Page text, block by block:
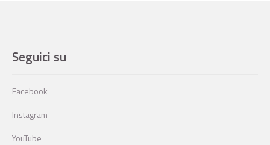
Seguici su
Facebook
Instagram
YouTube